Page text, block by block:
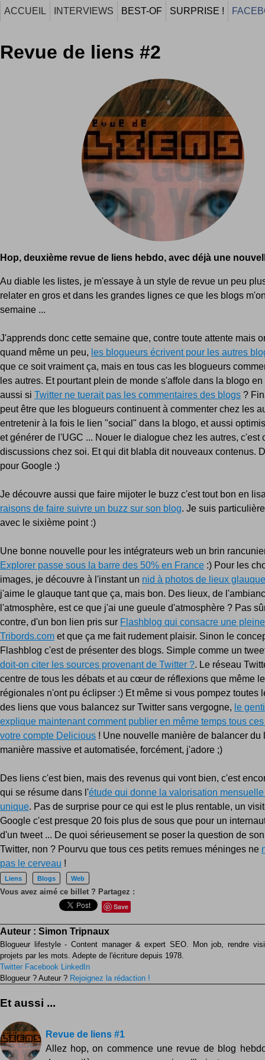
ACCUEIL INTERVIEWS BEST-OF SURPRISE !
Revue de liens #2
Hop, deuxième revue de liens hebdo, avec déjà une
Au diable les listes, je m'essaye à un style de revue un peu
relater en gros et dans les grandes lignes ce que les blogs
semaine ...
J'apprends donc cette semaine que, contre toute attente mais
quand même un peu, les blogueurs écrivent pour les autres
que ce soit vraiment ça, mais en tous cas les blogueurs
les autres. Et pourtant plein de monde s'affole dans la blogo
aussi si Twitter ne tuerait pas les commentaires des blogs ?
peut être que les blogueurs continuent à commenter chez les
entretenir à la fois le lien "social" dans la blogo, et aussi
et générer de l'UGC ... Nouer le dialogue chez les autres, c'est
discussions chez soi. Et qui dit blabla dit nouveaux contenus.
pour Google :)
Je découvre aussi que faire mijoter le buzz c'est tout bon en
raisons de faire suivre un buzz sur son blog. Je suis
avec le sixième point :)
Une bonne nouvelle pour les intégrateurs web un brin
Explorer passe sous la barre des 50% en France :) Pour les
images, je découvre à l'instant un nid à photos de lieux
j'aime le glauque tant que ça, mais bon. Des lieux, de
l'atmosphère, est ce que j'ai une gueule d'atmosphère ? Pas
contre, d'un bon lien pris sur Flashblog qui consacre une
Tribords.com et que ça me fait rudement plaisir. Sinon le
Flashblog c'est de présenter des blogs. Simple comme un
doit-on citer les sources provenant de Twitter ?. Le réseau
centre de tous les débats et au cœur de réflexions que même
régionales n'ont pu éclipser :) Et même si vous pompez toutes
des liens que vous balancez sur Twitter sans vergogne, le
explique maintenant comment publier en même temps tous
votre compte Delicious ! Une nouvelle manière de balancer du
manière massive et automatisée, forcément, j'adore ;)
Des liens c'est bien, mais des revenus qui vont bien, c'est
qui se résume dans l'étude qui donne la valorisation mensuelle
unique. Pas de surprise pour ce qui est le plus rentable, un
Google c'est presque 20 fois plus de sous que pour un
d'un tweet ... De quoi sérieusement se poser la question de
Twitter, non ? Pourvu que tous ces petits remues méninges ne
pas le cerveau !
Liens Blogs Web
Vous avez aimé ce billet ? Partagez :
Save
Auteur : Simon Tripnaux
Blogueur lifestyle - Content manager & expert SEO. Mon job, rendre
projets par les mots. Adepte de l'écriture depuis 1978.
Twitter Facebook LinkedIn
Blogueur ? Auteur ? Rejoignez la rédaction !
Et aussi ...
Revue de liens #1
Allez hop, on commence une revue de blog